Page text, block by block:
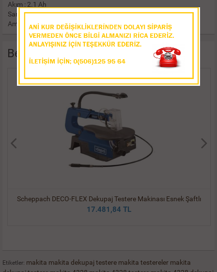
Akım : 2.1 Ah
Sarkaç hareketli
Ambalaj içeriği: Bıçak, Allen anahtar
Benzer Ürünler
Scheppach DECO-FLEX Dekupaj Testere Makinası Esnek Şaftlı
17.481,84 TL
Etiketler: makita makita dekupaj testere makita testereler makita